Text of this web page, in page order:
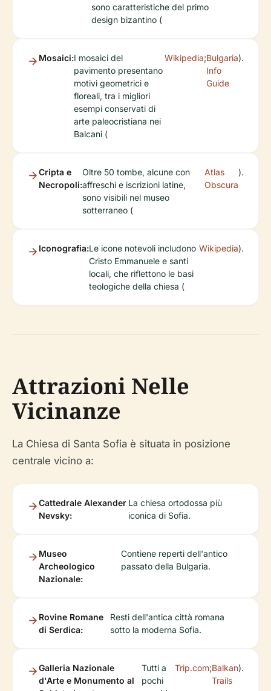
sono caratteristiche del primo
design bizantino (
Mosaici:I mosaici del
pavimento presentano
motivi geometrici e
floreali, tra i migliori
esempi conservati di
arte paleocristiana nei
Balcani (
Wikipedia;Bulgaria
Info
Guide
).
Cripta e
Necropoli:
Oltre 50 tombe, alcune con
affreschi e iscrizioni latine,
sono visibili nel museo
sotterraneo (
Atlas
Obscura
).
Iconografia:Le icone notevoli includono
Cristo Emmanuele e santi
locali, che riflettono le basi
teologiche della chiesa (
Wikipedia).
Attrazioni Nelle
Vicinanze
La Chiesa di Santa Sofia è situata in posizione
centrale vicino a:
Cattedrale Alexander
Nevsky:
La chiesa ortodossa più
iconica di Sofia.
Museo
Archeologico
Nazionale:
Contiene reperti dell'antico
passato della Bulgaria.
Rovine Romane
di Serdica:
Resti dell'antica città romana
sotto la moderna Sofia.
Galleria Nazionale
d'Arte e Monumento al
Tutti a
pochi
Trip.com;Balkan
Trails
).